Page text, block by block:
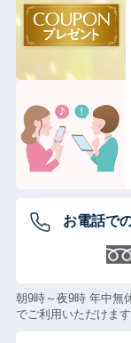
お電話で
朝9時～夜9時 年中無
でご利用いただけます